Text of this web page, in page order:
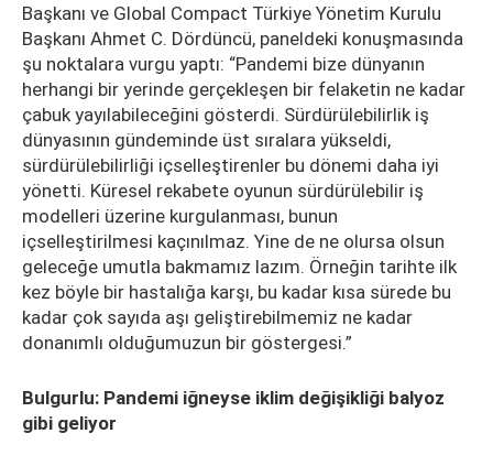
Başkanı ve Global Compact Türkiye Yönetim Kurulu
Başkanı Ahmet C. Dördüncü, paneldeki konuşmasında
şu noktalara vurgu yaptı: “Pandemi bize dünyanın
herhangi bir yerinde gerçekleşen bir felaketin ne kadar
çabuk yayılabileceğini gösterdi. Sürdürülebilirlik iş
dünyasının gündeminde üst sıralara yükseldi,
sürdürülebilirliği içselleştirenler bu dönemi daha iyi
yönetti. Küresel rekabete oyunun sürdürülebilir iş
modelleri üzerine kurgulanması, bunun
içselleştirilmesi kaçınılmaz. Yine de ne olursa olsun
geleceğe umutla bakmamız lazım. Örneğin tarihte ilk
kez böyle bir hastalığa karşı, bu kadar kısa sürede bu
kadar çok sayıda aşı geliştirebilmemiz ne kadar
donanımlı olduğumuzun bir göstergesi.”
Bulgurlu: Pandemi iğneyse iklim değişikliği balyoz
gibi geliyor